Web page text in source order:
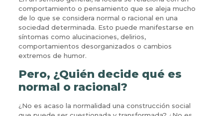
comportamiento o pensamiento que se aleja mucho
de lo que se considera normal o racional en una
sociedad determinada. Esto puede manifestarse en
síntomas como alucinaciones, delirios,
comportamientos desorganizados o cambios
extremos de humor.
Pero, ¿Quién decide qué es
normal o racional?
¿No es acaso la normalidad una construcción social